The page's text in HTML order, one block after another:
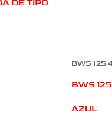
DE TIPO
BWS 125
BWS
AZUL